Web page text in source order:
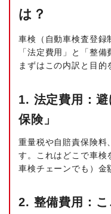
は？
車検（自動車検査登録
「法定費用」と「整
まずはこの内訳と目的
1. 法定費用：
保険」
重量税や自賠責保険料
す。これはどこで車検
車検チェーンでも）金
2. 整備費用：